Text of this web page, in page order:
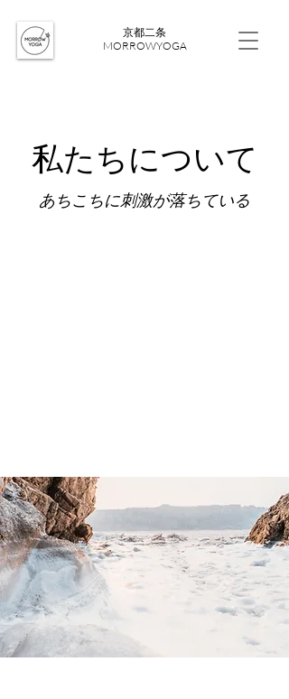
​京都二条
MORROWYOGA
私たちについて
あちこちに刺激が落ちている